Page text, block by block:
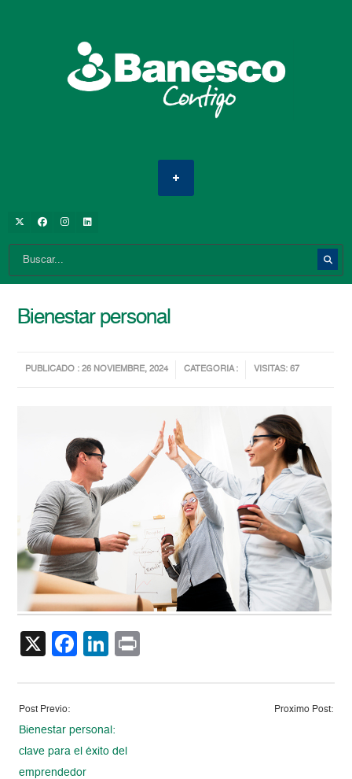
Bienestar personal
PUBLICADO : 26 NOVIEMBRE, 2024 CATEGORIA : VISITAS: 67
X Facebook
LinkedIn
Post Previo:
Bienestar personal:
clave para el éxito del
emprendedor
Proximo Post: